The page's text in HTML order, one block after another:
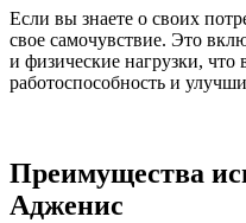
Если вы знаете о своих
свое самочувствие. Это
и физические нагрузки,
работоспособность и
Преимущества
Адженис